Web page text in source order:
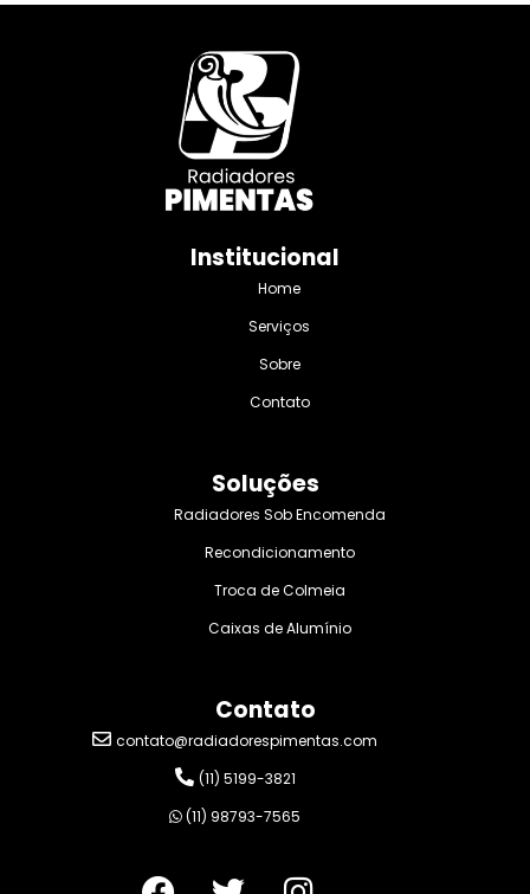
Institucional
Home
Serviços
Sobre
Contato
Soluções
Radiadores Sob Encomenda
Recondicionamento
Troca de Colmeia
Caixas de Alumínio
Contato
contato@radiadorespimentas.com
(11) 5199-3821
(11) 98793-7565